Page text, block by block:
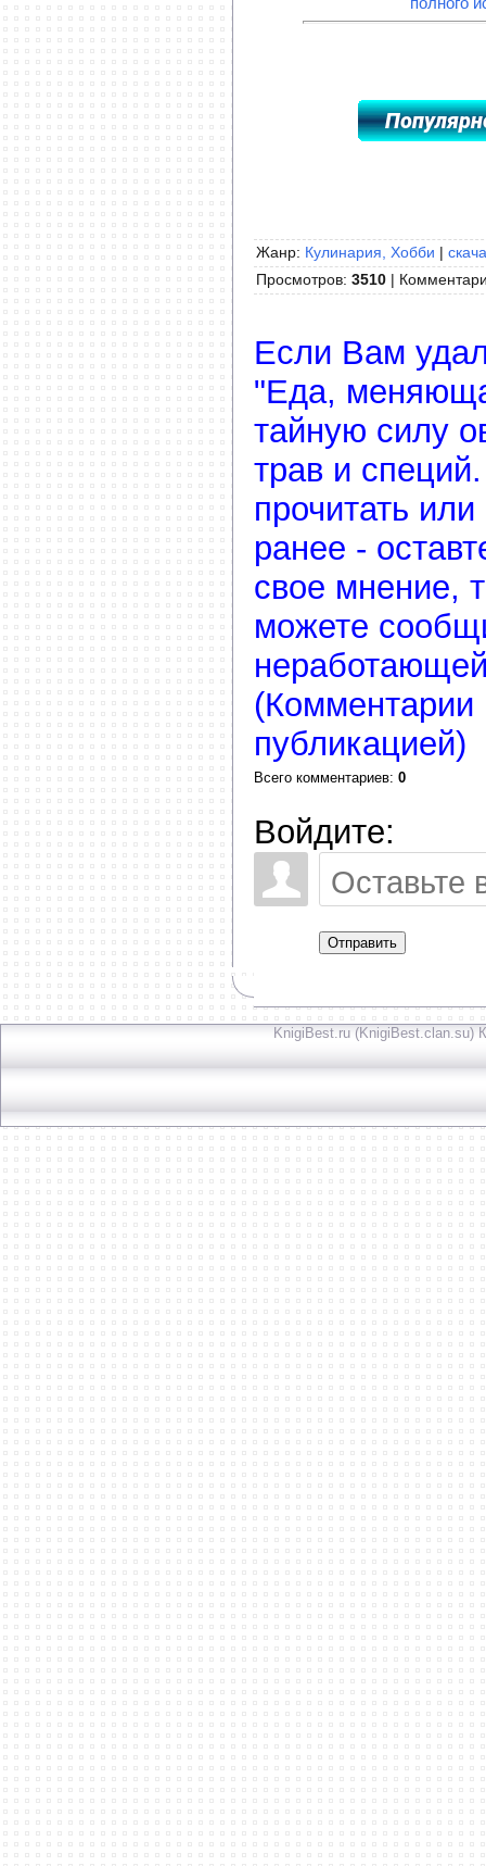
Жанр: Кулинария, Хобби |
Просмотров: 3510 |
Если Вам
"Еда,
тайную силу
трав и
прочитать
ранее -
свое мнение,
можете
(Комментарии
публикацией)
Всего комментариев: 0
Войдите:
Отправить
KnigiBest.ru (KnigiBest.clan.su)